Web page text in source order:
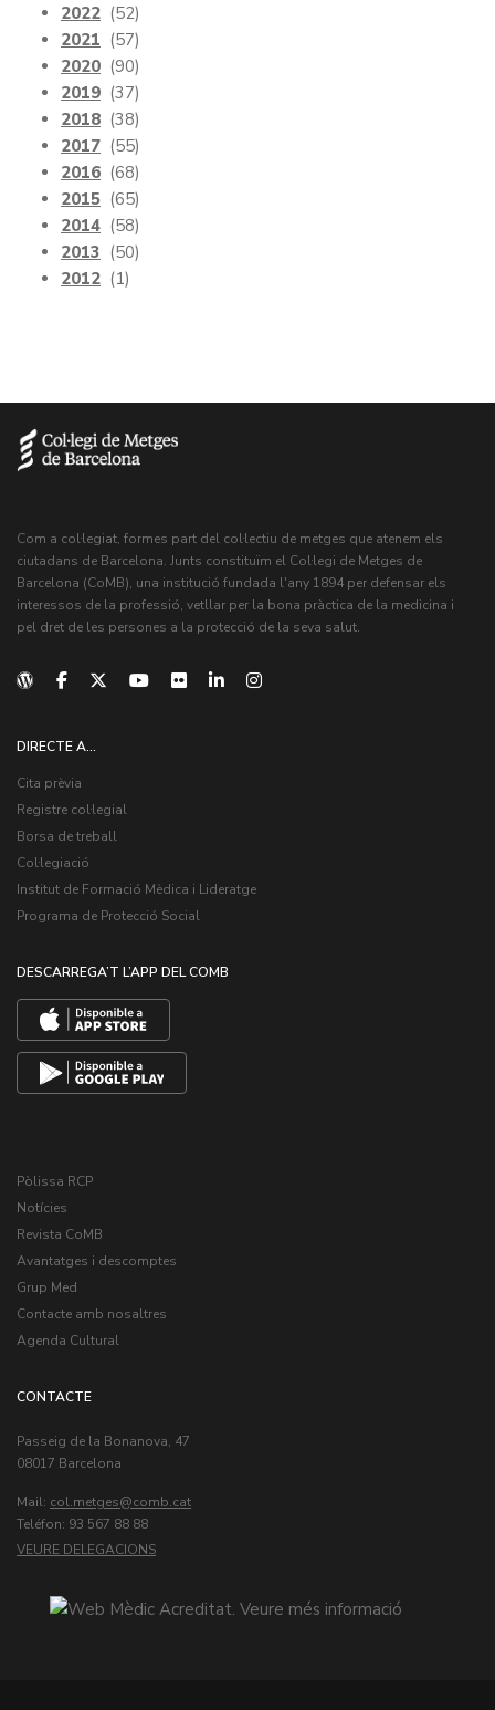
2022 (52)
2021 (57)
2020 (90)
2019 (37)
2018 (38)
2017 (55)
2016 (68)
2015 (65)
2014 (58)
2013 (50)
2012 (1)
Com a col·legiat, formes part del col·lectiu de metges que atenem els
ciutadans de Barcelona. Junts constituïm el Col·legi de Metges de
Barcelona (CoMB), una institució fundada l'any 1894 per defensar els
interessos de la professió, vetllar per la bona pràctica de la medicina i
pel dret de les persones a la protecció de la seva salut.
DIRECTE A...
Cita prèvia
Registre col·legial
Borsa de treball
Col·legiació
Institut de Formació Mèdica i Lideratge
Programa de Protecció Social
DESCARREGA’T L’APP DEL COMB
Pòlissa RCP
Notícies
Revista CoMB
Avantatges i descomptes
Grup Med
Contacte amb nosaltres
Agenda Cultural
CONTACTE
Passeig de la Bonanova, 47
08017 Barcelona
Mail: col.metges
Teléfon: 93 567 88 88
VEURE DELEGACIONS